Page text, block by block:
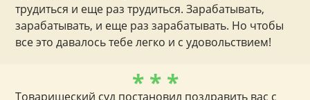
трудиться и еще раз трудиться. Зарабатывать,
зарабатывать, и еще раз зарабатывать. Но чтобы
все это давалось тебе легко и с удовольствием!
* * *
Товарищеский суд постановил поздравить вас с